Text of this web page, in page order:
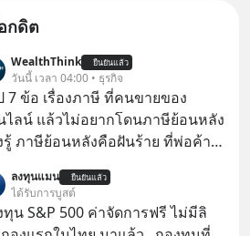
กดิต
WealthThink ยืนยันแล้ว
วันนี้ เวลา 04:00 • ธุรกิจ
7 ข้อ เรื่องภาษี ที่คนขายของ
ไลน์ แล้วไม่อยากโดนภาษีย้อนหลัง
รู้ ภาษีย้อนหลังคือฝันร้าย ที่พ่อค้า
ลงทุนแมน ยืนยันแล้ว
ได้รับการบูสต์
ทุน S&P 500 ค่าจัดการฟรี ไม่มีลิ